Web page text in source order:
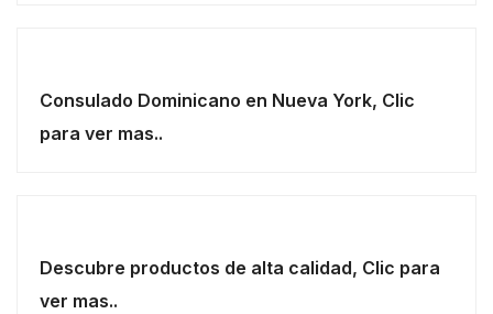
Consulado Dominicano en Nueva York, Clic
para ver mas..
Descubre productos de alta calidad, Clic para
ver mas..